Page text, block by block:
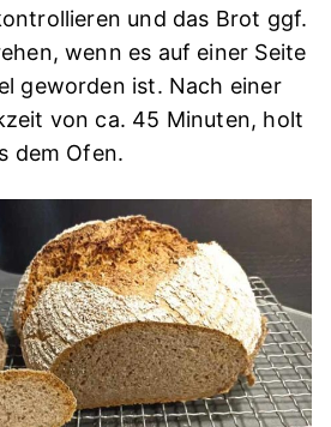
und das Brot ggf.
wenn es auf einer Seite
geworden ist. Nach einer
von ca. 45 Minuten, holt
dem Ofen.